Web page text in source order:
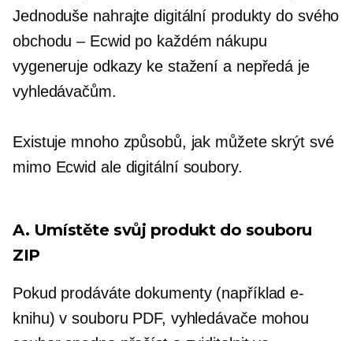
Jednoduše nahrajte digitální produkty do svého
obchodu – Ecwid po každém nákupu
vygeneruje odkazy ke stažení a nepředá je
vyhledávačům.
Existuje mnoho způsobů, jak můžete skrýt své
mimo Ecwid ale digitální soubory.
A. Umístěte svůj produkt do souboru
ZIP
Pokud prodáváte dokumenty (například e-
knihu) v souboru PDF, vyhledávače mohou